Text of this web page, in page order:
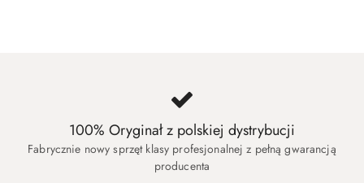
100% Oryginał z polskiej dystrybucji
Fabrycznie nowy sprzęt klasy profesjonalnej z pełną gwarancją
producenta